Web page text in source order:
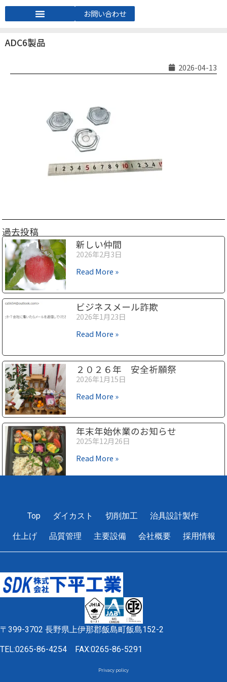
お問い合わせ
ADC6製品
2026-04-13
過去投稿
新しい仲間
2026年2月3日
Read More »
ビジネスメール詐欺
2026年1月23日
Read More »
２０２６年 安全祈願祭
2026年1月15日
Read More »
年末年始休業のお知らせ
2025年12月26日
Read More »
Top ダイカスト 切削加工 治具設計製作
仕上げ 品質管理 主要設備 会社概要 採用情報
〒399-3702 長野県上伊那郡飯島町飯島152-2
TEL:0265-86-4254 FAX:0265-86-5291
Privacy policy